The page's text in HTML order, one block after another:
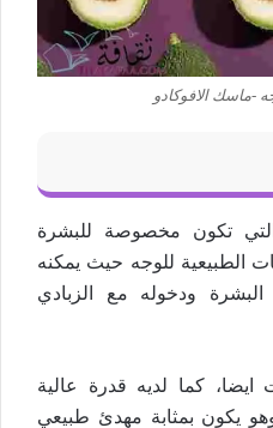
-ماسك الافوكادو
التي تكون مخصوصة للبشرة
الطبيعية للوجه حيث يمكنه
ودخوله مع الزبادي
ايضا، كما لديه قدرة عالية
يكون بمثابة مهدئ طبيعي